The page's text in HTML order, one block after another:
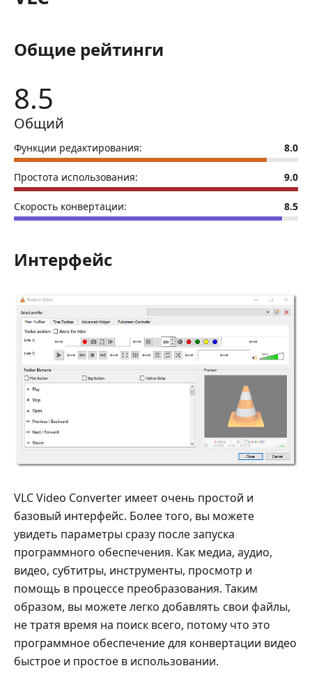
Общие рейтинги
8.5
Общий
Функции редактирования: 8.0
Простота использования: 9.0
Скорость конвертации: 8.5
Интерфейс
VLC Video Converter имеет очень простой и
базовый интерфейс. Более того, вы можете
увидеть параметры сразу после запуска
программного обеспечения. Как медиа, аудио,
видео, субтитры, инструменты, просмотр и
помощь в процессе преобразования. Таким
образом, вы можете легко добавлять свои файлы,
не тратя время на поиск всего, потому что это
программное обеспечение для конвертации видео
быстрое и простое в использовании.